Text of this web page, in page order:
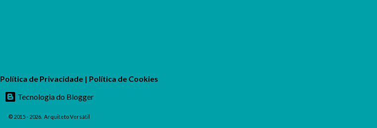
Política de Privacidade | Política de Cookies
Tecnologia do Blogger
© 2015 - 2026. Arquiteto Versátil